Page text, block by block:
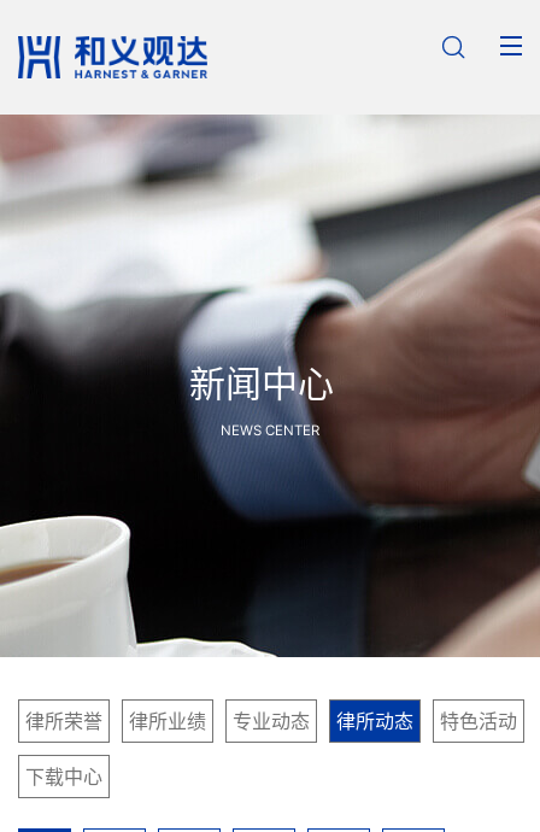

新闻中心
NEWS CENTER
律所荣誉 律所业绩 专业动态 律所动态 特色活动
下载中心